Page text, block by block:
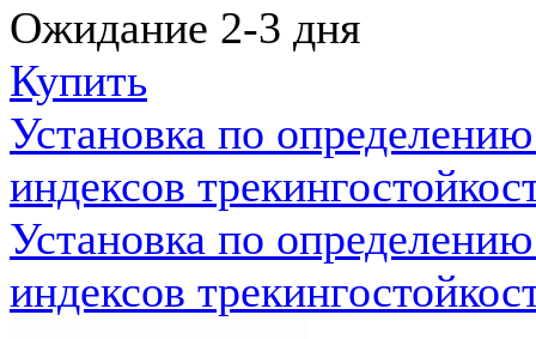
Ожидание 2-3 дня
Купить
Установка по
индексов
Установка по
индексов